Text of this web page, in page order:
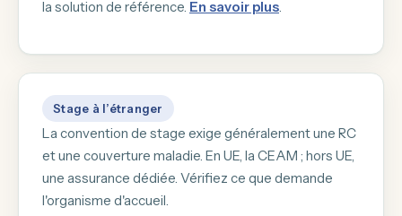
la solution de référence. En savoir plus.
Stage à l’étranger
La convention de stage exige généralement une RC
et une couverture maladie. En UE, la CEAM ; hors UE,
une assurance dédiée. Vérifiez ce que demande
l'organisme d'accueil.